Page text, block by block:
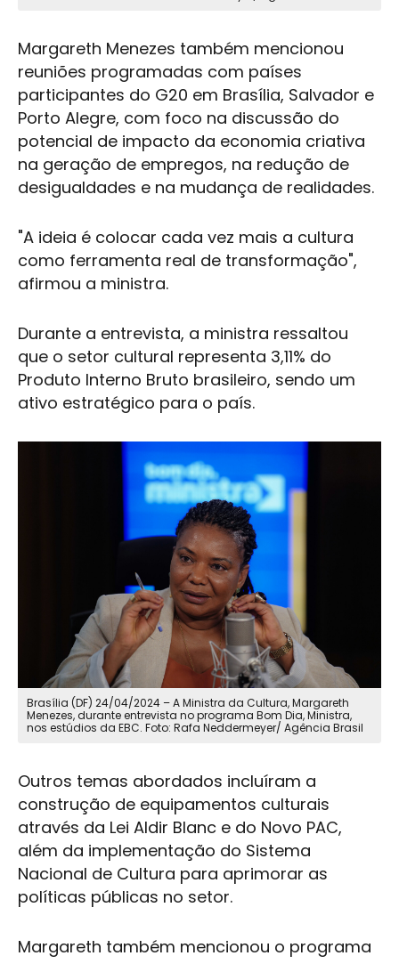
Margareth Menezes também mencionou
reuniões programadas com países
participantes do G20 em Brasília, Salvador e
Porto Alegre, com foco na discussão do
potencial de impacto da economia criativa
na geração de empregos, na redução de
desigualdades e na mudança de realidades.
"A ideia é colocar cada vez mais a cultura
como ferramenta real de transformação",
afirmou a ministra.
Durante a entrevista, a ministra ressaltou
que o setor cultural representa 3,11% do
Produto Interno Bruto brasileiro, sendo um
ativo estratégico para o país.
Brasília (DF) 24/04/2024 – A Ministra da Cultura,Margareth
Menezes, durante entrevista no programa Bom Dia, Ministra,
nos estúdios da EBC. Foto: Rafa Neddermeyer/ Agência Brasil
Outros temas abordados incluíram a
construção de equipamentos culturais
através da Lei Aldir Blanc e do Novo PAC,
além da implementação do Sistema
Nacional de Cultura para aprimorar as
políticas públicas no setor.
Margareth também mencionou o programa